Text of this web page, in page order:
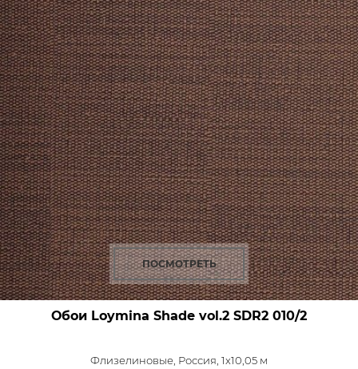
ПОСМОТРЕТЬ
Обои Loymina Shade vol.2 SDR2 010/2
Флизелиновые, Россия, 1x10,05 м